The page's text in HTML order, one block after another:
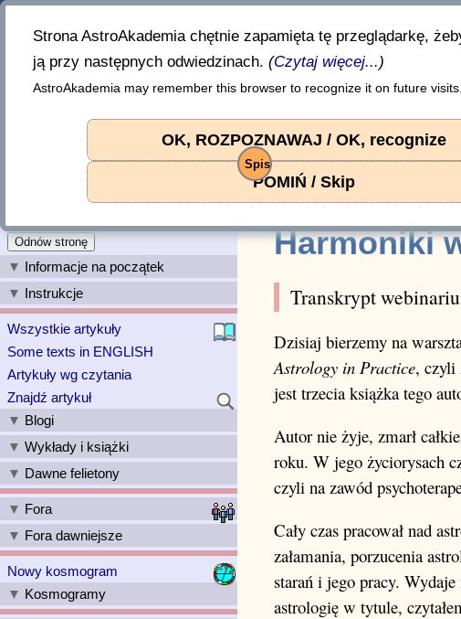
Liczba czytań od 2024 r.: 251
Harmoniki wg Davida Hamblina
☚ Binastria Słońce Księżyc|
Harmoniki
Transkrypt
Dzisiaj bierzemy na
Astrology in Practice, czyli
jest trzecia książka tego
Autor nie żyje, zmarł
roku. W jego życiorysach
czyli na zawód
Cały czas pracował nad
załamania, porzucenia
starań i jego pracy.
astrologię w tytule,
Spis
prowadzi
Wojciech Jóźwiak
Harmoniki wg Davida Hamblina
Dostęp: wolny.
Odnów stronę
Informacje na początek
Instrukcje
Wszystkie artykuły
Some texts in ENGLISH
Artykuły wg czytania
Znajdź artykuł
Blogi
Wykłady i książki
Dawne felietony
Fora
Fora dawniejsze
Nowy kosmogram
Kosmogramy
Strona AstroAkademia chętnie zapamięta tę przeglądarkę,
ją przy następnych odwiedzinach. (Czytaj więcej...)
AstroAkademia may remember this browser to recognize it on future visits.
OK, ROZPOZNAWAJ / OK, recognize
POMIŃ / Skip